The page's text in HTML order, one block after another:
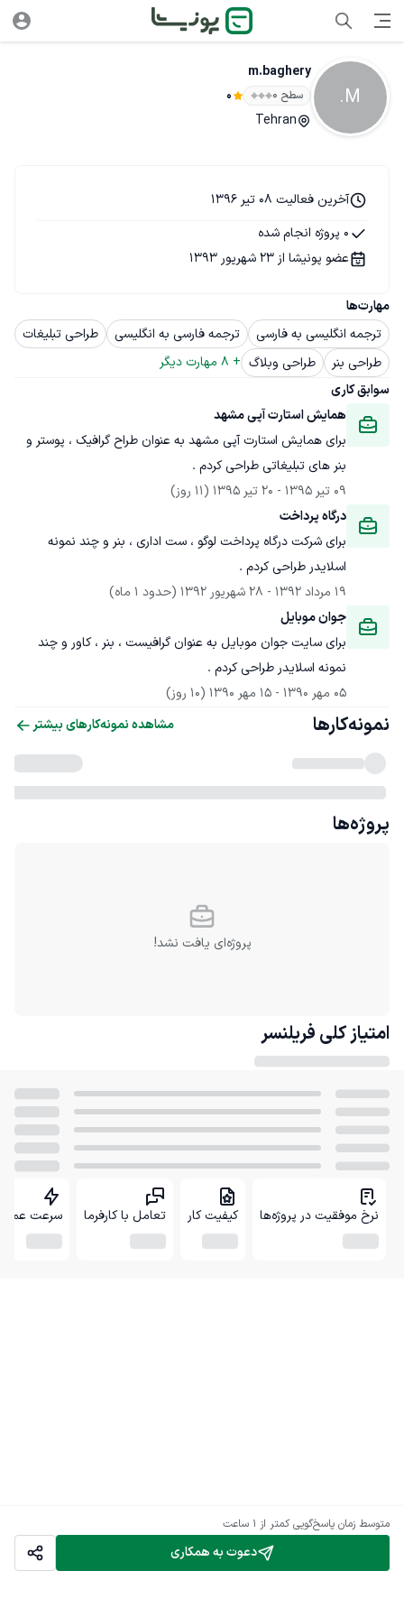
M.
m.baghery
سطح ۰ 0
Tehran
دعوت به همکاری
متوسط زمان پاسخ‌گویی کمتر از 1 ساعت
مهارت‌ها
ترجمه انگلیسی به فارسی
ترجمه فارسی به انگلیسی
طراحی تبلیغات
طراحی بنر
طراحی وبلاگ +
8 مهارت دیگر
سوابق کاری
همایش استارت آپی مشهد
برای همایش استارت آپی مشهد به عنوان طراح گرافیک ، پوستر و
بنر های تبلیغاتی طراحی کردم .
09 تیر 1395
- 20 تیر 1395
(11 روز)
درگاه پرداخت
برای شرکت درگاه پرداخت لوگو ، ست اداری ، بنر و چند نمونه
اسلایدر طراحی کردم .
19 مرداد 1392
- 28 شهریور 1392
(حدود 1 ماه)
جوان موبایل
برای سایت جوان موبایل به عنوان گرافیست ، بنر ، کاور و چند
نمونه اسلایدر طراحی کردم .
05 مهر 1390
- 15 مهر 1390 (10 روز)
آخرین فعالیت 08 تیر 1396
0 پروژه انجام شده
عضو پونیشا از 23 شهریور 1393
نمونه‌کارها مشاهده نمونه‌کارهای بیشتر
پروژه‌ها
پروژه‌ای یافت نشد!
امتیاز کلی فریلنسر
نرخ موفقیت در پروژه‌ها کیفیت کار تعامل با کارفرما سرعت عمل